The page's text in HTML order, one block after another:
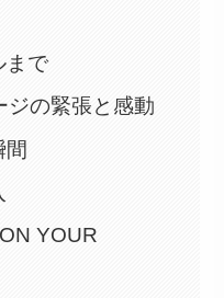
まで
ジの緊張と感動
間
YOUR